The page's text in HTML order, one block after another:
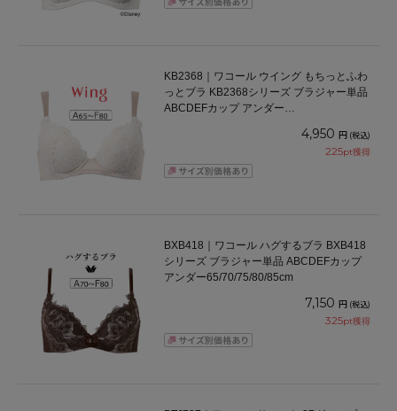
KB2368｜ワコール ウイング もちっとふわ
っとブラ KB2368シリーズ ブラジャー単品
ABCDEFカップ アンダー
4,950 円 (税込)
225pt獲得
BXB418｜ワコール ハグするブラ BXB418
シリーズ ブラジャー単品 ABCDEFカップ
アンダー65/70/75/80/85cm
7,150 円 (税込)
325pt獲得